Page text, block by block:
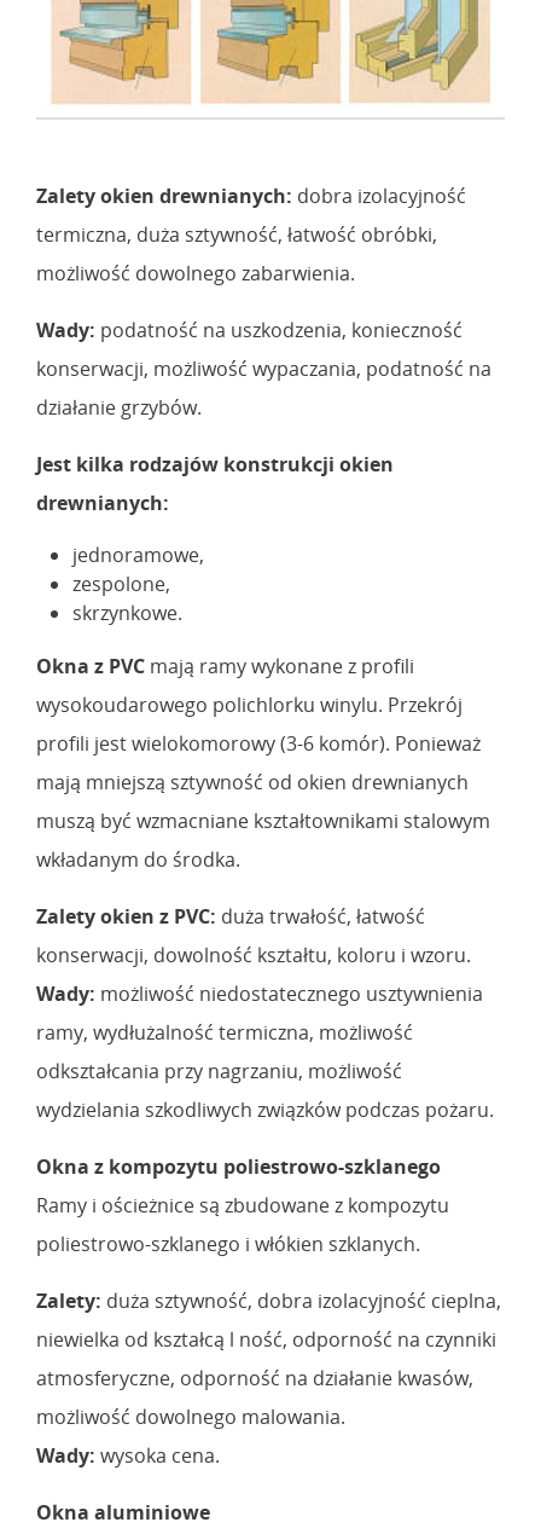
Zalety okien drewnianych: dobra izolacyjność
termiczna, duża sztywność, łatwość obróbki,
możliwość dowolnego zabarwienia.
Wady: podatność na uszkodzenia, konieczność
konserwacji, możliwość wypaczania, podatność na
działanie grzybów.
Jest kilka rodzajów konstrukcji okien
drewnianych:
jednoramowe,
zespolone,
skrzynkowe.
Okna z PVC mają ramy wykonane z profili
wysokoudarowego polichlorku winylu. Przekrój
profili jest wielokomorowy (3-6 komór). Ponieważ
mają mniejszą sztywność od okien drewnianych
muszą być wzmacniane kształtownikami stalowym
wkładanym do środka.
Zalety okien z PVC: duża trwałość, łatwość
konserwacji, dowolność kształtu, koloru i wzoru.
Wady: możliwość niedostatecznego usztywnienia
ramy, wydłużalność termiczna, możliwość
odkształcania przy nagrzaniu, możliwość
wydzielania szkodliwych związków podczas pożaru.
Okna z kompozytu poliestrowo-szklanego
Ramy i ościeżnice są zbudowane z kompozytu
poliestrowo-szklanego i włókien szklanych.
Zalety: duża sztywność, dobra izolacyjność cieplna,
niewielka od kształcą l ność, odporność na czynniki
atmosferyczne, odporność na działanie kwasów,
możliwość dowolnego malowania.
Wady: wysoka cena.
Okna aluminiowe